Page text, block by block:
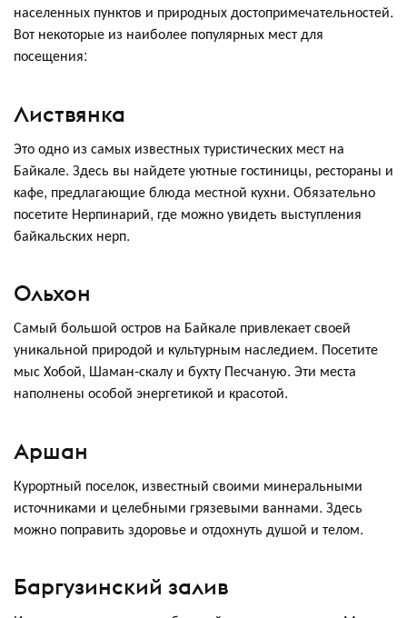
населенных пунктов и природных достопримечательностей.
Вот некоторые из наиболее популярных мест для
посещения:
Листвянка
Это одно из самых известных туристических мест на
Байкале. Здесь вы найдете уютные гостиницы, рестораны и
кафе, предлагающие блюда местной кухни. Обязательно
посетите Нерпинарий, где можно увидеть выступления
байкальских нерп.
Ольхон
Самый большой остров на Байкале привлекает своей
уникальной природой и культурным наследием. Посетите
мыс Хобой, Шаман-скалу и бухту Песчаную. Эти места
наполнены особой энергетикой и красотой.
Аршан
Курортный поселок, известный своими минеральными
источниками и целебными грязевыми ваннами. Здесь
можно поправить здоровье и отдохнуть душой и телом.
Баргузинский залив